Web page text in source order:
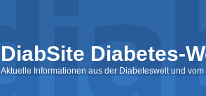
DiabSite Diabetes-
Aktuelle Informationen aus der Diabeteswelt und